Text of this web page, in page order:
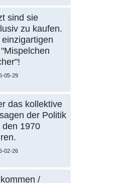
sind sie
zu kaufen.
einzigartigen
05-29
das kollektive
der Politik
den 1970
02-26
/